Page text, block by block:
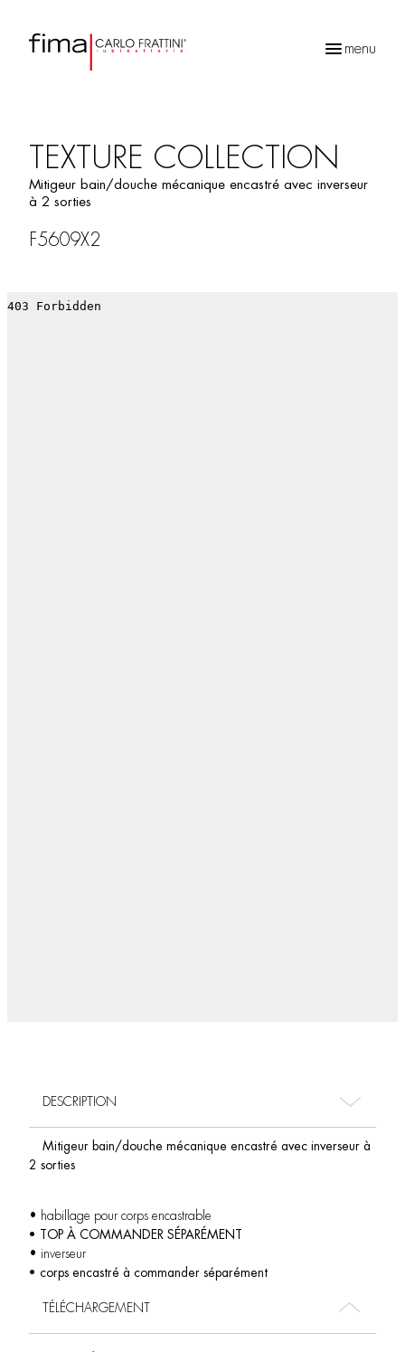
menu
TEXTURE COLLECTION
Mitigeur bain/douche mécanique encastré avec inverseur
à 2 sorties
F5609X2
DESCRIPTION
Mitigeur bain/douche mécanique encastré avec inverseur à
2 sorties
• habillage pour corps encastrable
• TOP À COMMANDER SÉPARÉMENT
• inverseur
• corps encastré à commander séparément
TÉLÉCHARGEMENT